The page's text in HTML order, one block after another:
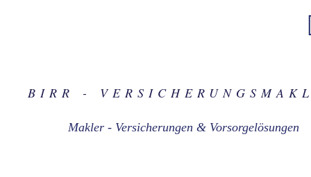
BIRR -
Makler - Versicherungen & Vorsorgelösungen